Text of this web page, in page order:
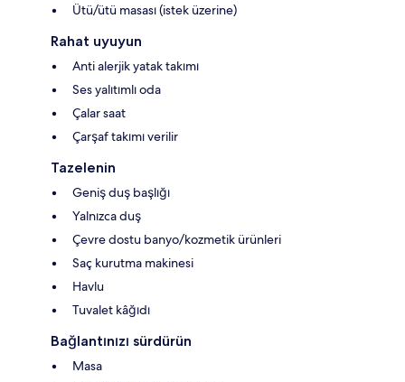
Ütü/ütü masası (istek üzerine)
Rahat uyuyun
Anti alerjik yatak takımı
Ses yalıtımlı oda
Çalar saat
Çarşaf takımı verilir
Tazelenin
Geniş duş başlığı
Yalnızca duş
Çevre dostu banyo/kozmetik ürünleri
Saç kurutma makinesi
Havlu
Tuvalet kâğıdı
Bağlantınızı sürdürün
Masa